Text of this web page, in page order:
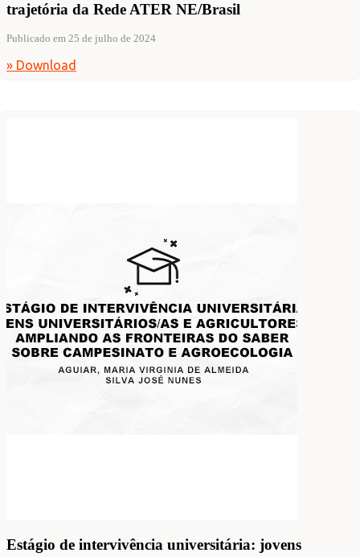
trajetória da Rede ATER NE/Brasil
Publicado em 25 de julho de 2024
» Download
Estágio de intervivência universitária: jovens